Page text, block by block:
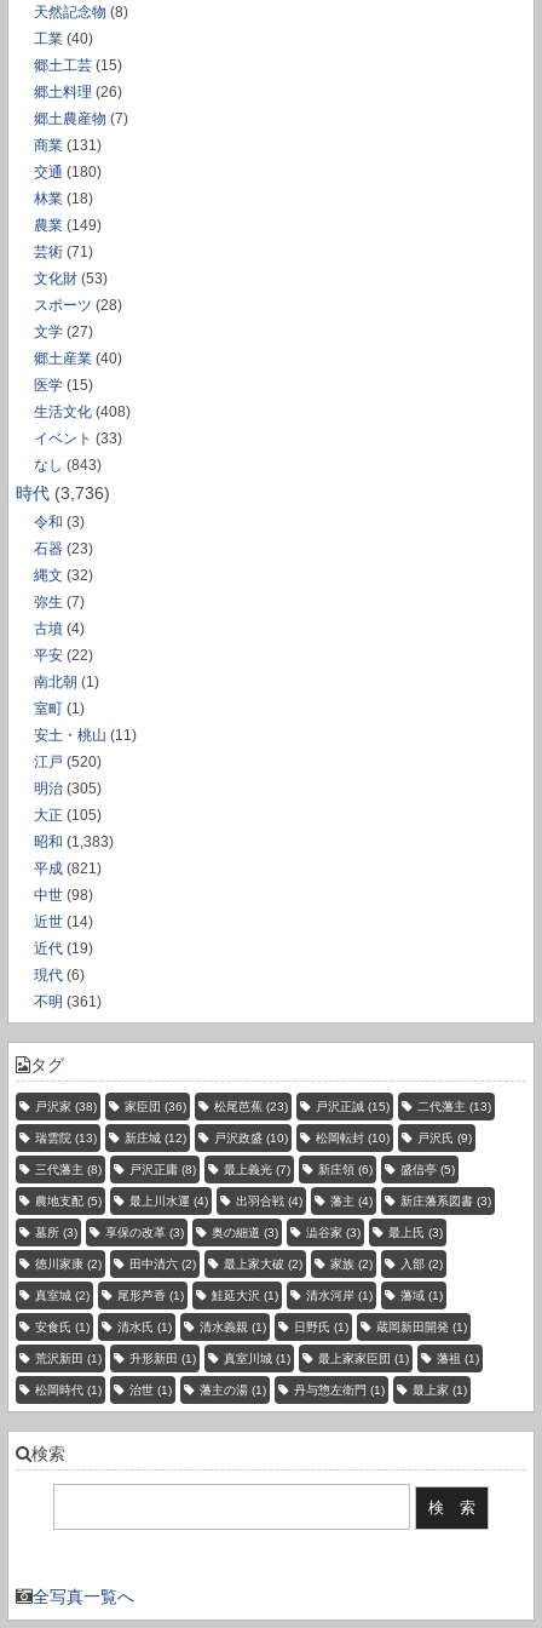
天然記念物 (8)
工業 (40)
郷土工芸 (15)
郷土料理 (26)
郷土農産物 (7)
商業 (131)
交通 (180)
林業 (18)
農業 (149)
芸術 (71)
文化財 (53)
スポーツ (28)
文学 (27)
郷土産業 (40)
医学 (15)
生活文化 (408)
イベント (33)
なし (843)
時代 (3,736)
令和 (3)
石器 (23)
縄文 (32)
弥生 (7)
古墳 (4)
平安 (22)
南北朝 (1)
室町 (1)
安土・桃山 (11)
江戸 (520)
明治 (305)
大正 (105)
昭和 (1,383)
平成 (821)
中世 (98)
近世 (14)
近代 (19)
現代 (6)
不明 (361)
タグ
戸沢家 (38) 家臣団 (36) 松尾芭蕉 (23) 戸沢正誠 (15) 二代藩主 (13)
瑞雲院 (13) 新庄城 (12) 戸沢政盛 (10) 松岡転封 (10) 戸沢氏 (9)
三代藩主 (8) 戸沢正庸 (8) 最上義光 (7) 新庄領 (6) 盛信亭 (5)
農地支配 (5) 最上川水運 (4) 出羽合戦 (4) 藩主 (4) 新庄藩系図書 (3)
墓所 (3) 享保の改革 (3) 奥の細道 (3) 澁谷家 (3) 最上氏 (3)
徳川家康 (2) 田中清六 (2) 最上家大破 (2) 家族 (2) 入部 (2)
真室城 (2) 尾形芦香 (1) 鮭延大沢 (1) 清水河岸 (1) 藩域 (1)
安食氏 (1) 清水氏 (1) 清水義親 (1) 日野氏 (1) 蔵岡新田開発 (1)
荒沢新田 (1) 升形新田 (1) 真室川城 (1) 最上家家臣団 (1) 藩祖 (1)
松岡時代 (1) 治世 (1) 藩主の湯 (1) 丹与惣左衛門 (1) 最上家 (1)
検索
全写真一覧へ